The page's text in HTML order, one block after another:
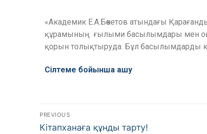
«Академик Е.А.Бөкетов атындағы
құрамының ғылыми басылымдары мен
қорын толықтыруда. Бұл басылымдарды
Сілтеме бойынша ашу
PREVIOUS
Кітапханаға құнды тарту!